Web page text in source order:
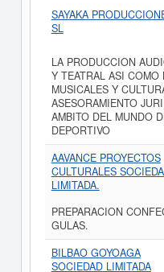
SAYAKA
SL
LA PRODUCCION
Y TEATRAL ASI COMO
MUSICALES Y
ASESORAMIENTO
AMBITO DEL MUNDO
DEPORTIVO
AAVANCE PROYECTOS
CULTURALES
LIMITADA.
PREPARACION
GULAS.
BILBAO GOYOAGA
SOCIEDAD LIMITADA